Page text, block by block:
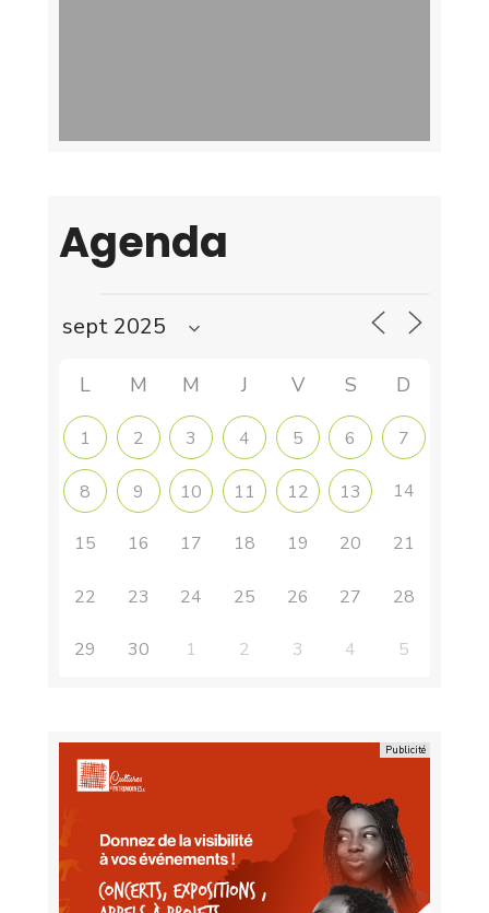
Agenda
L M M J V S D
1 2 3 4 5 6 7
8 9 10 11 12 13 14
15 16 17 18 19 20 21
22 23 24 25 26 27 28
29 30 1 2 3 4 5